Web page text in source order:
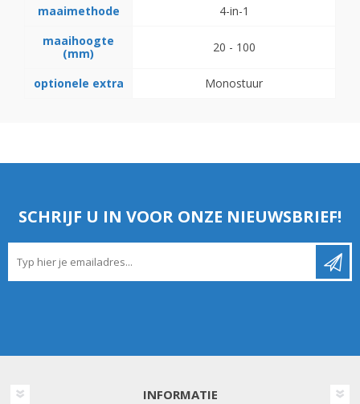
maaimethode
4-in-1
maaihoogte
(mm)
20 - 100
optionele extra Monostuur
SCHRIJF U IN VOOR ONZE NIEUWSBRIEF!
INFORMATIE